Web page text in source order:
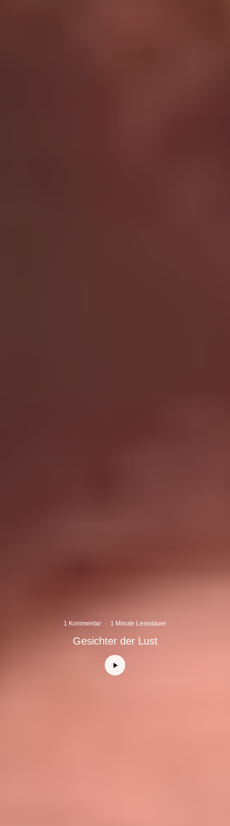
1 Kommentar · 1 Minute Lesedauer
Gesichter der Lust